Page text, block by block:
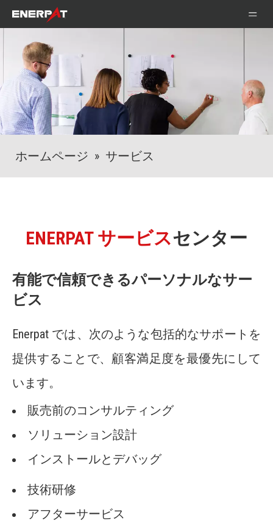
ホームページ » サービス
ENERPAT サービスセンター
有能で信頼できるパーソナルなサー
ビス
Enerpat では、次のような包括的なサポートを
提供することで、顧客満足度を最優先にして
います。
販売前のコンサルティング
ソリューション設計
インストールとデバッグ
技術研修
アフターサービス